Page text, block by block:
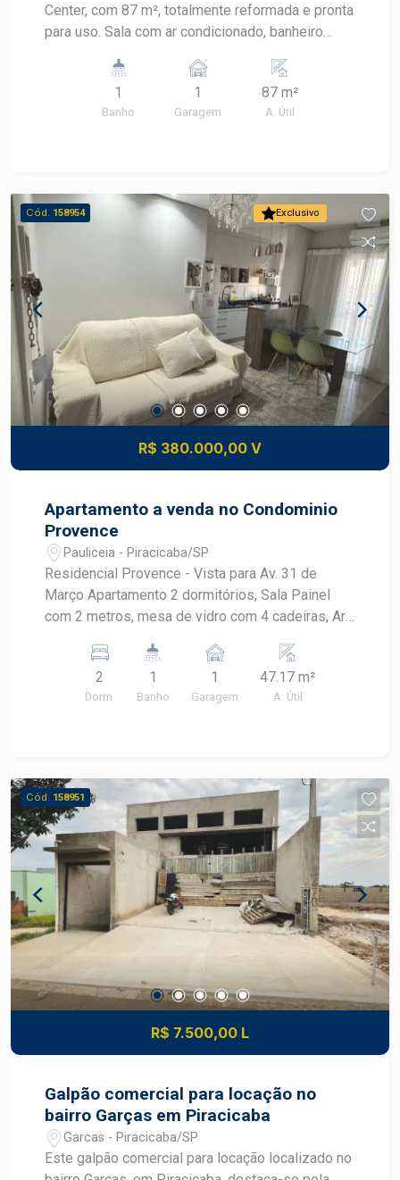
Center, com 87 m², totalmente reformada e pronta
para uso. Sala com ar condicionado, banheiro
praticidade para o seu negócio. Uma excelente
oportunidade para instalar sua empresa ou
investir em um imóvel comercial de qualidade.
1
Banho
1
Garagem
87 m²
A. Útil
Exclusivo
Cód. 158954
R$ 380.000,00 V
Apartamento a venda no Condominio
Provence
Pauliceia - Piracicaba/SP
Residencial Provence - Vista para Av. 31 de
Março Apartamento 2 dormitórios, Sala Painel
com 2 metros, mesa de vidro com 4 cadeiras, Ar
brastemp, armários , Banheiro social e lavabo (pia
auxiliar ao lado do banheiro) Lavanderia com
armários Dormitório com armário grande - 6
Aquecedor
2
Dorm.
1
Banho
1
Garagem
47.17 m²
A. Útil
Cód. 158951
R$ 7.500,00 L
Galpão comercial para locação no
bairro Garças em Piracicaba
Garcas - Piracicaba/SP
Este galpão comercial para locação localizado no